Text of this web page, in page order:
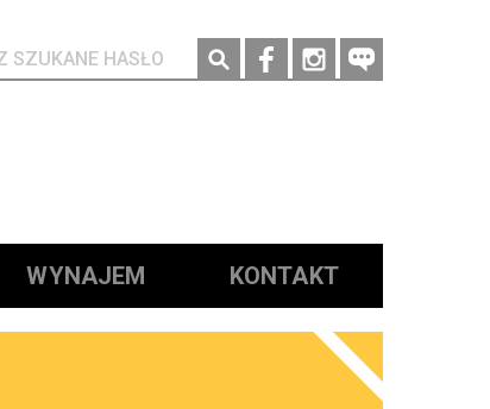
Social media
WYNAJEM KONTAKT